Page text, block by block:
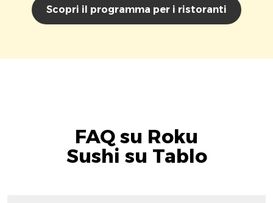
Scopri il programma per i ristoranti
FAQ su Roku
Sushi su Tablo